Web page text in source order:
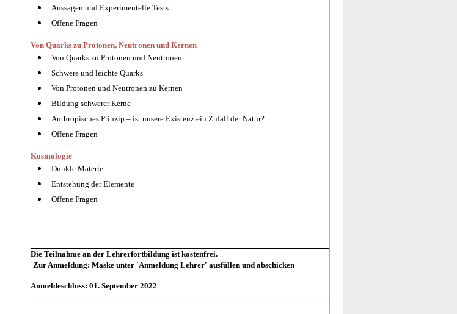
Aussagen und Experimentelle Tests
Offene Fragen
Von Quarks zu Protonen, Neutronen und Kernen
Von Quarks zu Protonen und Neutronen
Schwere und leichte Quarks
Von Protonen und Neutronen zu Kernen
Bildung schwerer Kerne
Anthropisches Prinzip – ist unsere Existenz ein Zufall der Natur?
Offene Fragen
Kosmologie
Dunkle Materie
Entstehung der Elemente
Offene Fragen
Die Teilnahme an der Lehrerfortbildung ist kostenfrei.
Zur Anmeldung: Maske unter 'Anmeldung Lehrer' ausfüllen und abschicken
Anmeldeschluss: 01. September 2022